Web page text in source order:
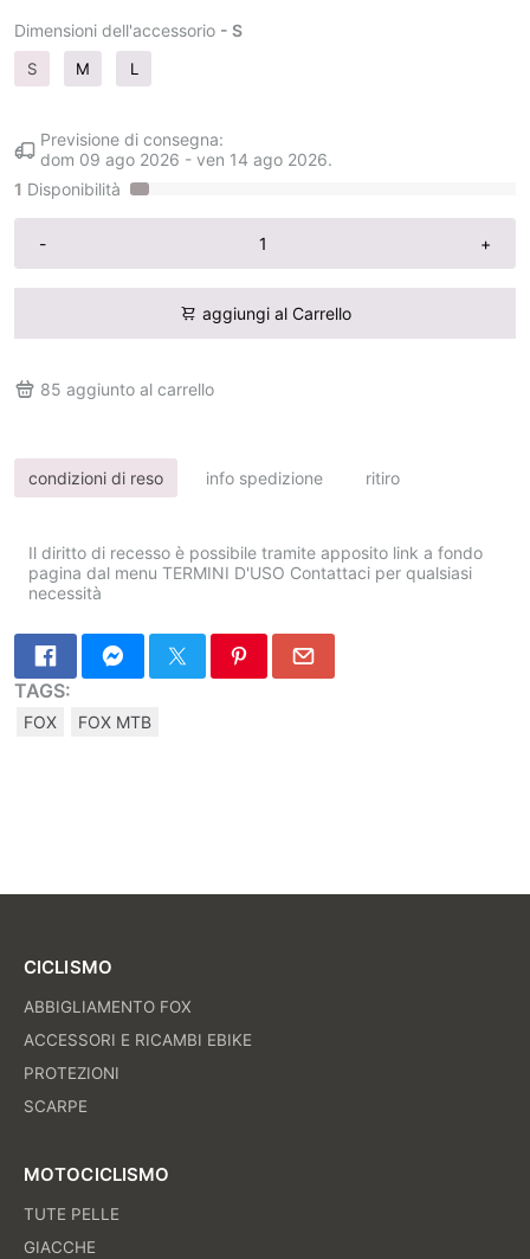
Dimensioni dell'accessorio - S
S M L
Previsione di consegna:
dom 09 ago 2026 - ven 14 ago 2026.
1 Disponibilità
- +
aggiungi al Carrello
85 aggiunto al carrello
condizioni di reso info spedizione ritiro
Il diritto di recesso è possibile tramite apposito link a fondo
pagina dal menu TERMINI D'USO Contattaci per qualsiasi
necessità
TAGS:
FOX FOX MTB
CICLISMO
ABBIGLIAMENTO FOX
ACCESSORI E RICAMBI EBIKE
PROTEZIONI
SCARPE
MOTOCICLISMO
TUTE PELLE
GIACCHE